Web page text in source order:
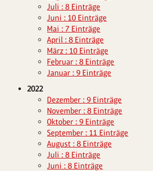
Juli : 8 Einträge
Juni : 10 Einträge
Mai : 7 Einträge
April : 8 Einträge
März : 10 Einträge
Februar : 8 Einträge
Januar : 9 Einträge
2022
Dezember : 9 Einträge
November : 8 Einträge
Oktober : 9 Einträge
September : 11 Einträge
August : 8 Einträge
Juli : 8 Einträge
Juni : 8 Einträge